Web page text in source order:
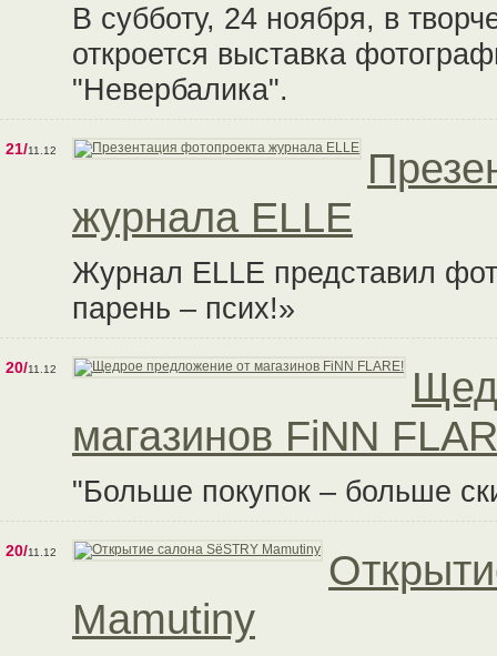
В субботу, 24 ноября, в
откроется выставка
"Невербалика".
21/11.12
журнала ELLE
Журнал ELLE представил
парень – псих!»
20/11.12
магазинов FiNN
"Больше покупок – больше
20/11.12
Mamutiny